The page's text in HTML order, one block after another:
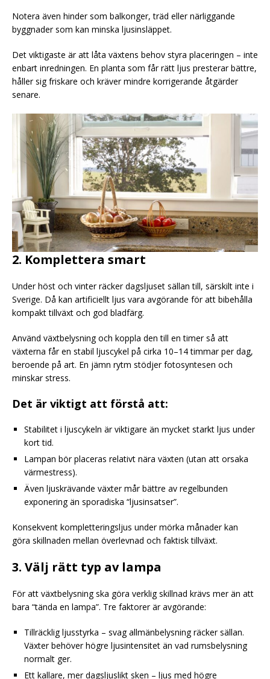
Notera även hinder som balkonger, träd eller närliggande
byggnader som kan minska ljusinsläppet.
Det viktigaste är att låta växtens behov styra placeringen – inte
enbart inredningen. En planta som får rätt ljus presterar bättre,
håller sig friskare och kräver mindre korrigerande åtgärder
senare.
2. Komplettera smart
Under höst och vinter räcker dagsljuset sällan till, särskilt inte i
Sverige. Då kan artificiellt ljus vara avgörande för att bibehålla
kompakt tillväxt och god bladfärg.
Använd växtbelysning och koppla den till en timer så att
växterna får en stabil ljuscykel på cirka 10–14 timmar per dag,
beroende på art. En jämn rytm stödjer fotosyntesen och
minskar stress.
Det är viktigt att förstå att:
Stabilitet i ljuscykeln är viktigare än mycket starkt ljus under
kort tid.
Lampan bör placeras relativt nära växten (utan att orsaka
värmestress).
Även ljuskrävande växter mår bättre av regelbunden
exponering än sporadiska “ljusinsatser”.
Konsekvent kompletteringsljus under mörka månader kan
göra skillnaden mellan överlevnad och faktisk tillväxt.
3. Välj rätt typ av lampa
För att växtbelysning ska göra verklig skillnad krävs mer än att
bara “tända en lampa”. Tre faktorer är avgörande:
Tillräcklig ljusstyrka – svag allmänbelysning räcker sällan.
Växter behöver högre ljusintensitet än vad rumsbelysning
normalt ger.
Ett kallare, mer dagsljuslikt sken – ljus med högre